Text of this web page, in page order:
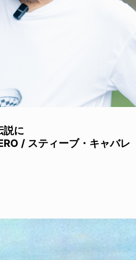
説に
/ スティーブ・キャバレ